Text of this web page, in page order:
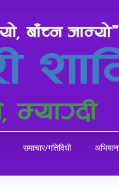
समाचार/गतिविधी